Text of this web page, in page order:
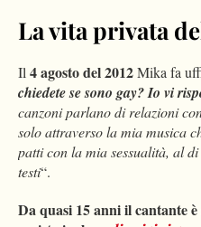
La vita privata
Il4 agosto del 2012Mika fa
chiedete se sono gay? Io vi
canzoni parlano di relazioni
solo attraverso la mia musica
patti con la mia sessualità, al
testi“.
Da quasi 15 anni il cantante